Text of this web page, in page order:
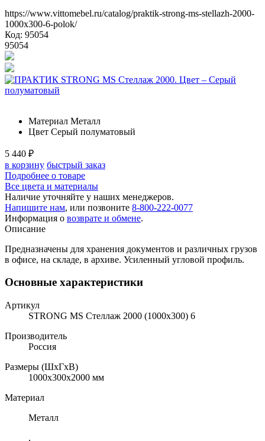
https://www.vittomebel.ru/catalog/praktik-strong-ms-stellazh-2000-
1000x300-6-polok/
Код: 95054
95054
Материал Металл
Цвет Серый полуматовый
5 440 ₽
в корзину быстрый заказ
Подробнее о товаре
Все цвета и материалы
Наличие уточняйте у наших менеджеров.
Напишите нам, или позвоните 8-800-222-0077
Информация о возврате и обмене.
Описание
Предназначены для хранения документов и различных грузов
в офисе, на складе, в архиве. Усиленный угловой профиль.
Основные характеристики
Артикул
STRONG MS Стеллаж 2000 (1000х300) 6
Производитель
Россия
Размеры (ШхГхВ)
1000x300x2000 мм
Материал
Металл
,